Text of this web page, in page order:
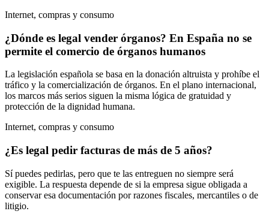
Internet, compras y consumo
¿Dónde es legal vender órganos? En España no se
permite el comercio de órganos humanos
La legislación española se basa en la donación altruista y prohíbe el
tráfico y la comercialización de órganos. En el plano internacional,
los marcos más serios siguen la misma lógica de gratuidad y
protección de la dignidad humana.
Internet, compras y consumo
¿Es legal pedir facturas de más de 5 años?
Sí puedes pedirlas, pero que te las entreguen no siempre será
exigible. La respuesta depende de si la empresa sigue obligada a
conservar esa documentación por razones fiscales, mercantiles o de
litigio.